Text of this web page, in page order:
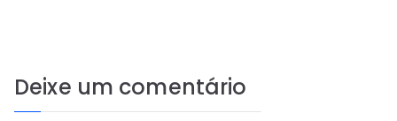
Deixe um comentário